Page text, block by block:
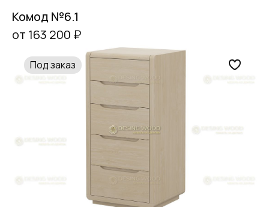
Комод №6.1
от 163 200 ₽
Под заказ